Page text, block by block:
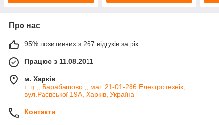
Про нас
95% позитивних з 267 відгуків за рік
Працює з 11.08.2011
м. Харків
т. ц ,, Барабашово ,, маг. 21-01-286 Електротехнік,
вул.Раєвської 19А, Харків, Україна
Контакти